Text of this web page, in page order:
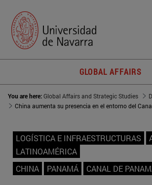
GLOBAL AFFAIRS
You are here:Global Affairs and Strategic Studies
LOGÍSTICA E INFRAESTRUCTURAS
LATINOAMÉRICA
CHINA
PANAMÁ CANAL DE